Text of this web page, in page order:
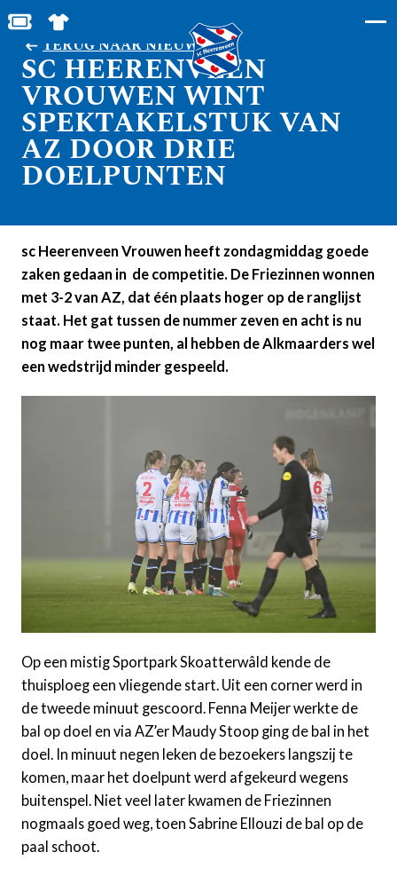
BESTEL JOUW TICKETS
SHOP IN DE FEANSTORE
TERUG NAAR NIEUWS
SC HEERENVEEN
VROUWEN WINT
SPEKTAKELSTUK VAN
AZ DOOR DRIE
DOELPUNTEN
sc Heerenveen Vrouwen heeft zondagmiddag goede
zaken gedaan in de competitie. De Friezinnen wonnen
met 3-2 van AZ, dat één plaats hoger op de ranglijst
staat. Het gat tussen de nummer zeven en acht is nu
nog maar twee punten, al hebben de Alkmaarders wel
een wedstrijd minder gespeeld.
Op een mistig Sportpark Skoatterwâld kende de
thuisploeg een vliegende start. Uit een corner werd in
de tweede minuut gescoord. Fenna Meijer werkte de
bal op doel en via AZ’er Maudy Stoop ging de bal in het
doel. In minuut negen leken de bezoekers langszij te
komen, maar het doelpunt werd afgekeurd wegens
buitenspel. Niet veel later kwamen de Friezinnen
nogmaals goed weg, toen Sabrine Ellouzi de bal op de
paal schoot.